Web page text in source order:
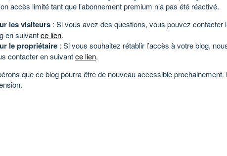
accès limité tant que l’abonnement premium n’a pas été réactivé.
les visiteurs : Si vous avez des questions, vous pouvez contacter
en suivantce lien.
le propriétaire : Si vous souhaitez rétablir l’accès à votre blog,
contacter en suivantce lien.
que ce blog pourra être de nouveau accessible